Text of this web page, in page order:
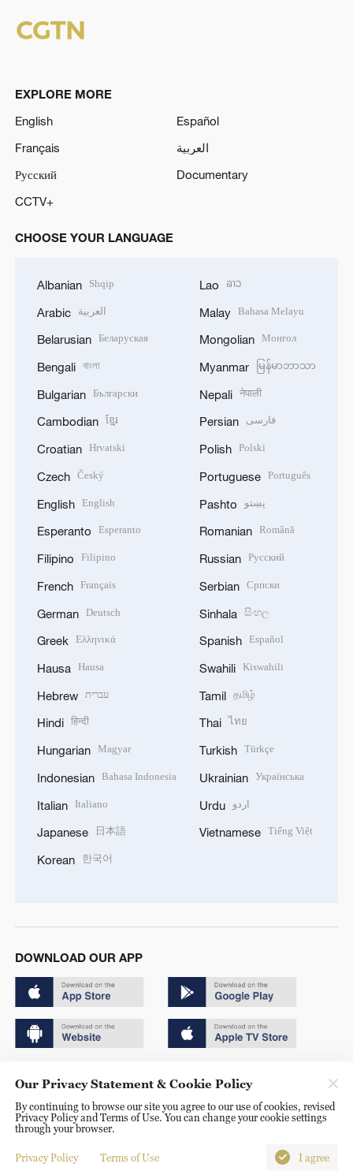
EXPLORE MORE
English
Español
Français
العربية
Русский
Documentary
CCTV+
CHOOSE YOUR LANGUAGE
Albanian Shqip
Arabic العربية
Belarusian Беларуская
Bengali বাংলা
Bulgarian Български
Cambodian ខ្មែរ
Croatian Hrvatski
Czech Český
English English
Esperanto Esperanto
Filipino Filipino
French Français
German Deutsch
Greek Ελληνικά
Hausa Hausa
Hebrew עברית
Hindi हिन्दी
Hungarian Magyar
Indonesian Bahasa Indonesia
Italian Italiano
Japanese 日本語
Korean 한국어
Lao ລາວ
Malay Bahasa Melayu
Mongolian Монгол
Myanmar မြန်မာဘာသာ
Nepali नेपाली
Persian فارسی
Polish Polski
Portuguese Português
Pashto پښتو
Romanian Română
Russian Русский
Serbian Српски
Sinhala සිංහල
Spanish Español
Swahili Kiswahili
Tamil தமிழ்
Thai ไทย
Turkish Türkçe
Ukrainian Українська
Urdu اردو
Vietnamese Tiếng Việt
DOWNLOAD OUR APP
京ICP备20000184号
京公网安备 11010502050052号
Disinformation report hotline: 010-85061466
Our Privacy Statement & Cookie Policy
By continuing to browse our site you agree to our use of cookies, revised
Privacy Policy and Terms of Use. You can change your cookie settings
through your browser.
Privacy Policy Terms of Use I agree